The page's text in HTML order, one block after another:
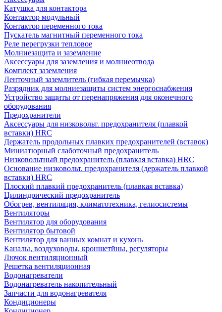
Катушка для контактора
Контактор модульный
Контактор переменного тока
Пускатель магнитный переменного тока
Реле перегрузки тепловое
Молниезащита и заземление
Аксессуары для заземления и молниеотвода
Комплект заземления
Ленточный заземлитель (гибкая перемычка)
Разрядник для молниезащиты систем энергоснабжения
Устройство защиты от перенапряжения для оконечного
оборудования
Предохранители
Аксессуары для низковольт. предохранителя (плавкой
вставки) HRC
Держатель продольных плавких предохранителей (вставок)
Миниатюрный слаботочный предохранитель
Низковольтный предохранитель (плавкая вставка) HRC
Основание низковольт. предохранителя (держатель плавкой
вставки) HRC
Плоский плавкий предохранитель (плавкая вставка)
Цилиндрический предохранитель
Обогрев, вентиляция, климатотехника, гелиосистемы
Вентиляторы
Вентилятор для оборудования
Вентилятор бытовой
Вентилятор для ванных комнат и кухонь
Каналы, воздуховоды, кроншетйны, регуляторы
Лючок вентиляционный
Решетка вентиляционная
Водонагреватели
Водонагреватель накопительный
Запчасти для водонагревателя
Кондиционеры